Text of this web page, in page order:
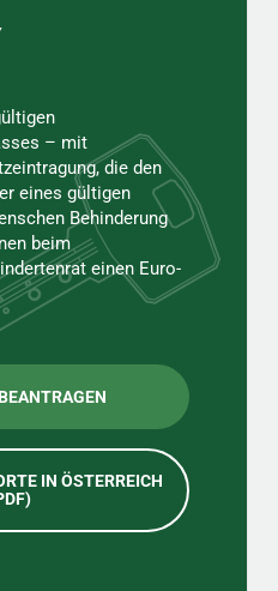
– mit
die den
eines gültigen
Behinderung
beim
einen Euro-
IN ÖSTERREICH